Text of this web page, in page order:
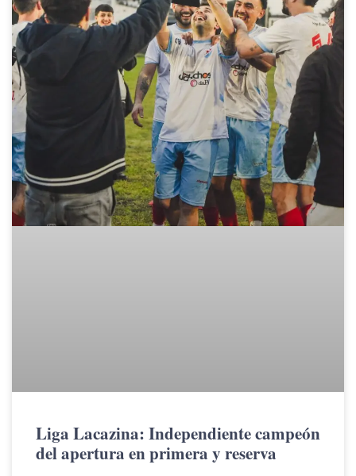
Liga Lacazina: Independiente campeón
del apertura en primera y reserva